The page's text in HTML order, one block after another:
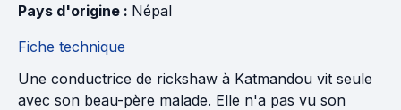
Pays d'origine : Népal
Fiche technique
Une conductrice de rickshaw à Katmandou vit seule
avec son beau-père malade. Elle n'a pas vu son